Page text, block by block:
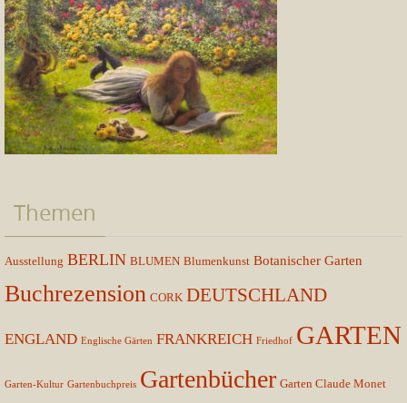
Themen
Ausstellung BERLIN BLUMEN Blumenkunst Botanischer Garten
Buchrezension CORK DEUTSCHLAND
ENGLAND Englische Gärten FRANKREICH Friedhof GARTEN
Garten-Kultur Gartenbuchpreis Gartenbücher Garten Claude Monet